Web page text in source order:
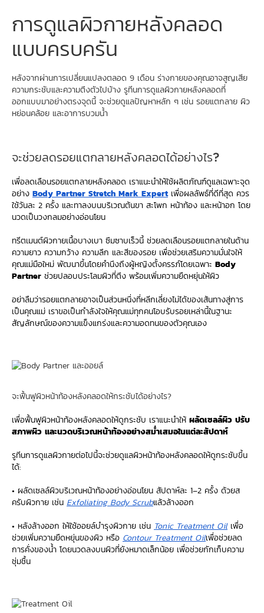
การดูแลผิวกายหลังคลอด
แบบครบครัน
หลังจากผ่านการเปลี่ยนแปลงตลอด 9 เดือน ร่างกายของคุณอาจสูญเสีย
ความกระชับและความตึงตัวไปบ้าง รูทีนการดูแลผิวกายหลังคลอดที่
ออกแบบมาอย่างตรงจุดนี้ จะช่วยดูแลปัญหาหลัก ๆ เช่น รอยแตกลาย ผิว
หย่อนคล้อย และอาการบวมน้ำ
จะช่วยลดรอยแตกลายหลังคลอดได้อย่างไร?
เพื่อลดเลือนรอยแตกลายหลังคลอด เราแนะนำให้ใช้ผลิตภัณฑ์ดูแลเฉพาะจุด
อย่าง Body Partner Stretch Mark Expertเพื่อผลลัพธ์ที่ดีที่สุด ควร
ใช้วันละ 2 ครั้ง และทาลงบนบริเวณต้นขา สะโพก หน้าท้อง และหน้าอก โดย
นวดเป็นวงกลมอย่างอ่อนโยน
ทรีตเมนต์ผิวกายเนื้อบางเบา ซึมซาบเร็วนี้ ช่วยลดเลือนรอยแตกลายในด้าน
ความยาว ความกว้าง ความลึก และสีของรอย เพื่อช่วยเสริมความมั่นใจให้
คุณแม่มือใหม่ พัฒนาขึ้นโดยคำนึงถึงผู้หญิงตั้งครรภ์โดยเฉพาะ Body
Partner ช่วยปลอบประโลมผิวที่ตึง พร้อมเพิ่มความยืดหยุ่นให้ผิว
อย่าลืมว่ารอยแตกลายอาจเป็นส่วนหนึ่งที่หลีกเลี่ยงไม่ได้ของเส้นทางสู่การ
เป็นคุณแม่ เราขอเป็นกำลังใจให้คุณแม่ทุกคนโอบรับรอยเหล่านี้ในฐานะ
สัญลักษณ์ของความแข็งแกร่งและความอดทนของตัวคุณเอง
จะฟื้นฟูผิวหน้าท้องหลังคลอดให้กระชับได้อย่างไร?
เพื่อฟื้นฟูผิวหน้าท้องหลังคลอดให้ดูกระชับ เราแนะนำให้ ผลัดเซลล์ผิว ปรับ
สภาพผิว และนวดบริเวณหน้าท้องอย่างสม่ำเสมอในแต่ละสัปดาห์
รูทีนการดูแลผิวกายต่อไปนี้จะช่วยดูแลผิวหน้าท้องหลังคลอดให้ดูกระชับขึ้น
ได้:
• ผลัดเซลล์ผิวบริเวณหน้าท้องอย่างอ่อนโยน สัปดาห์ละ 1–2 ครั้ง ด้วยส
ครับผิวกาย เช่น Exfoliating Body Scrubแล้วล้างออก
• หลังล้างออก ให้ใช้ออยล์บำรุงผิวกาย เช่น Tonic Treatment Oilเพื่อ
ช่วยเพิ่มความยืดหยุ่นของผิว หรือ Contour Treatment Oilเพื่อช่วยลด
การคั่งของน้ำ โดยนวดลงบนผิวที่ยังหมาดเล็กน้อย เพื่อช่วยกักเก็บความ
ชุ่มชื้น